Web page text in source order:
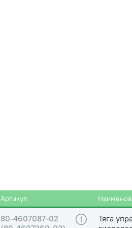
Артикул
Палец
Рычаг
Вилка
80-4607087-02
Тяга